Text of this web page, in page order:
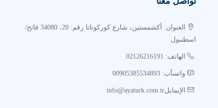
اختيار مواقع استراتيجية على الطرق السريعة
تنفيذ مشاريع مختلطة بين السكن والاستثمار
خبرة تنفيذية قوية
اهتمام بالتفاصيل المعمارية
الالتزام بالتسليم في الوقت المحدد
العنوان: أكشمستين، شارع كوركوتاتا رقم: 20، 34080 فاتح/
اسطنبول
الهاتف: 02126216191
واتسآب: 00905385534893
الإيمايلinfo@ayaturk.com.tr